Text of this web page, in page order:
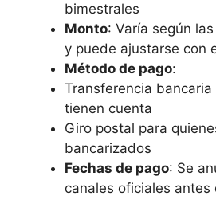
bimestrales
Monto: Varía según
y puede ajustarse con
Método de pago:
Transferencia bancaria
tienen cuenta
Giro postal para
bancarizados
Fechas de pago: Se
canales oficiales antes